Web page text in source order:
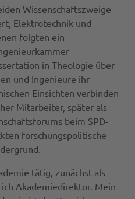
Wissenschaftszweige
Elektrotechnik und
folgten ein
in Theologie über
und Ingenieure ihr
Einsichten verbinden
Mitarbeiter, später als
beim SPD-
forschungspolitische
tätig, zunächst als
Akademiedirektor. Mein